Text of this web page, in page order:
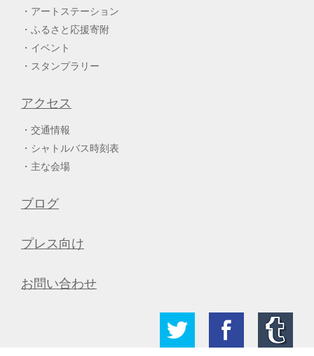
アートステーション
ふるさと応援寄附
イベント
スタンプラリー
アクセス
交通情報
シャトルバス時刻表
主な会場
ブログ
プレス向け
お問い合わせ